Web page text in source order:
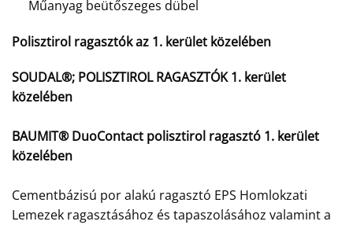
Műanyag beütőszeges dübel
Polisztirol ragasztók az 1. kerület közelében
SOUDAL®; POLISZTIROL RAGASZTÓK 1. kerület
közelében
BAUMIT® DuoContact polisztirol ragasztó 1. kerület
közelében
Cementbázisú por alakú ragasztó EPS Homlokzati
Lemezek ragasztásához és tapaszolásához valamint a